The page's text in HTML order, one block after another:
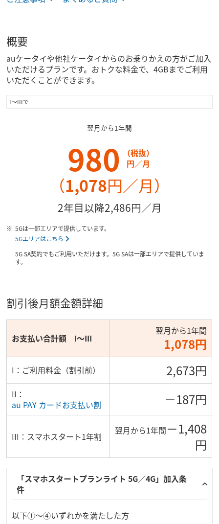
概要
auケータイや他社ケータイからのお乗りかえの方がご加入
いただけるプランです。おトクな料金で、4GBまでご利用
いただくことができます。
I～IIIで
翌月から1年間
980
（税抜）
円／月
（1,078円／月）
2年目以降2,486円／月
5Gは一部エリアで提供しています。
5Gエリアはこちら
5G SA契約でもご利用いただけます。5G SAは一部エリアで提供していま
す。
割引後月額金額詳細
お支払い合計額 I～III
翌月から1年間
1,078円
I：ご利用料金（割引前） 2,673円
II：
au PAY カードお支払い割
－187円
III：スマホスタート1年割
翌月から1年間－1,408
円
「スマホスタートプランライト 5G／4G」加入条
件
以下①～④いずれかを満たした方